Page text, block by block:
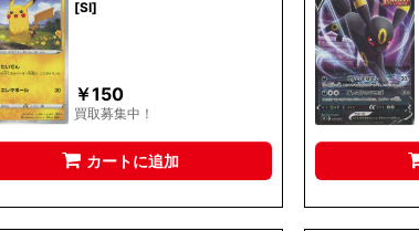
[SI]
￥150
買取募集中！
カートに追加